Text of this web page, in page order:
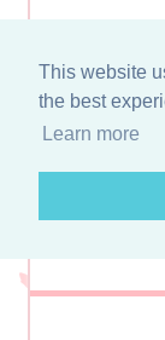
This website
the best
Learn more